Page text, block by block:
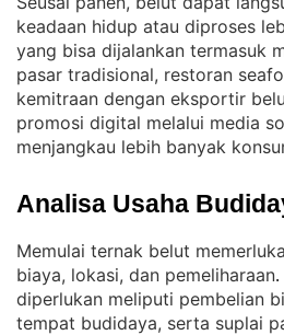
keadaan hidup atau diproses
yang bisa dijalankan termasuk
pasar tradisional, restoran
kemitraan dengan eksportir
promosi digital melalui media
menjangkau lebih banyak
Analisa Usaha
Memulai ternak belut
biaya, lokasi, dan pemeliharaan.
diperlukan meliputi pembelian
tempat budidaya, serta suplai